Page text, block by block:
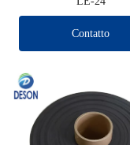
Contatto